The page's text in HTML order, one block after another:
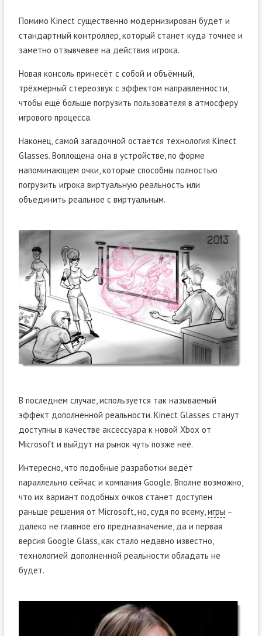
Помимо Kinect существенно модернизирован будет и
стандартный контроллер, который станет куда точнее и
заметно отзывчевее на действия игрока.
Новая консоль принесёт с собой и объёмный,
трёхмерный стереозвук с эффектом направленности,
чтобы ещё больше погрузить пользователя в атмосферу
игрового процесса.
Наконец, самой загадочной остаётся технология Kinect
Glasses. Воплощена она в устройстве, по форме
напоминающем очки, которые способны полностью
погрузить игрока виртуальную реальность или
объединить реальное с виртуальным.
В последнем случае, используется так называемый
эффект дополненной реальности. Kinect Glasses станут
доступны в качестве аксессуара к новой Xbox от
Microsoft и выйдут на рынок чуть позже неё.
Интересно, что подобные разработки ведёт
параллельно сейчас и компания Google. Вполне возможно,
что их вариант подобных очков станет доступен
раньше решения от Microsoft, но, судя по всему,игры –
далеко не главное его предназначение, да и первая
версия Google Glass, как стало недавно известно,
технологией дополненной реальности обладать не
будет.